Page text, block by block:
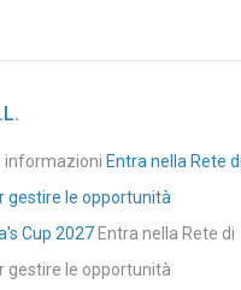
informazioni Entra nella Rete di
gestire le opportunità
Cup 2027 Entra nella Rete di
gestire le opportunità